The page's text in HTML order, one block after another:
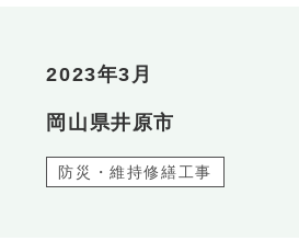
2023年3月
岡山県井原市
防災・維持修繕工事